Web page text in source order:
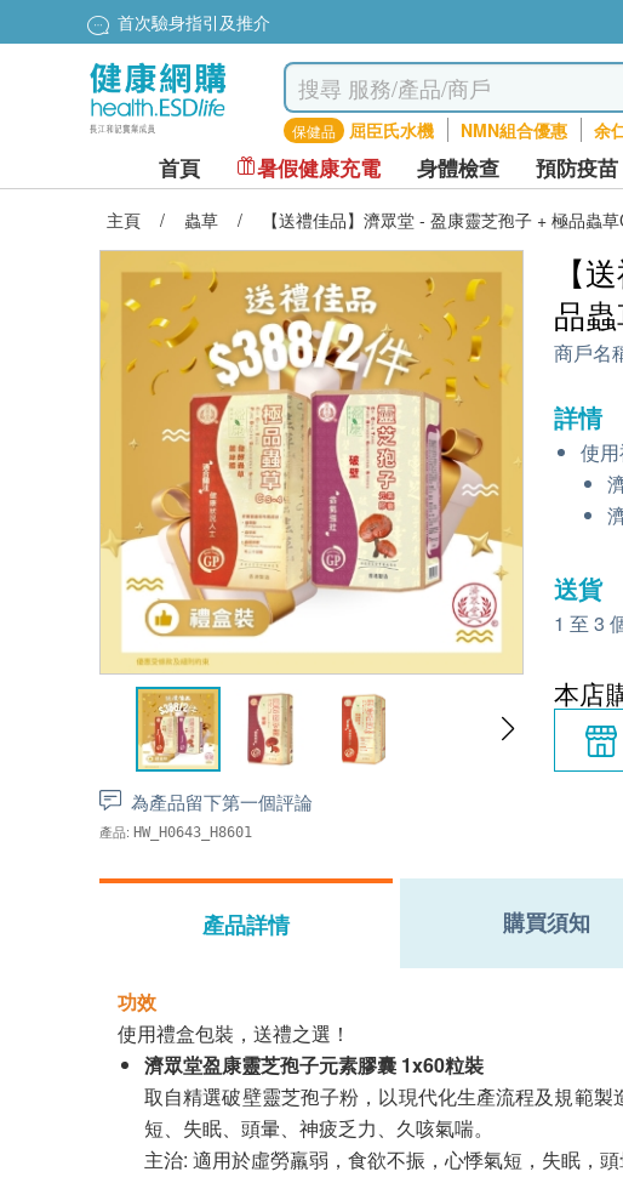
首次驗身指引及推介
保健品 屈臣氏水機 NMN組合優惠 余
首頁 暑假健康充電 身體檢查 預防疫苗
主頁 / 蟲草 / 【送禮佳品】濟眾堂 - 盈康靈芝孢子 + 極品蟲
為產品留下第一個評論
產品: HW_H0643_H8601
【
品
商戶名
詳情
使
送貨
1 至 3
本店
產品詳情 購買須知
功效
使用禮盒包裝，送禮之選！
濟眾堂盈康靈芝孢子元素膠囊 1x60粒裝
取自精選破壁靈芝孢子粉，以現代化生產流程及規範
短、失眠、頭暈、神疲乏力、久咳氣喘。
主治: 適用於虛勞羸弱，食欲不振，心悸氣短，失眠，頭